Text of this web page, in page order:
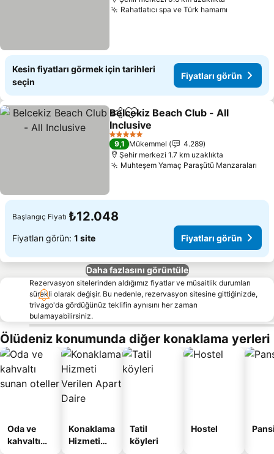
Rahatlatıcı spa ve Türk hamamı
Kesin fiyatları görmek için tarihleri
seçin
Fiyatları görün
PaylaşFavorilerime ekle
Belcekiz Beach Club - All
Inclusive
Fiyatları görün
5 Yıldız
9,1 Mükemmel
4.289
Şehir merkezi 1.7 km uzaklıkta
Muhteşem Yamaç Paraşütü Manzaraları
Başlangıç Fiyatı ₺12.048
Fiyatları görün: 1 site Fiyatları görün
Daha fazlasını görüntüle
Rezervasyon sitelerinden aldığımız fiyatlar ve müsaitlik durumları
sürekli olarak değişir. Bu nedenle, rezervasyon sitesine gittiğinizde,
trivago'da gördüğünüz teklifin aynısını her zaman
bulamayabilirsiniz.
Ölüdeniz konumunda diğer konaklama yerleri
Oda ve
kahvaltı
Konaklama
Hizmeti
Tatil
köyleri
Hostel